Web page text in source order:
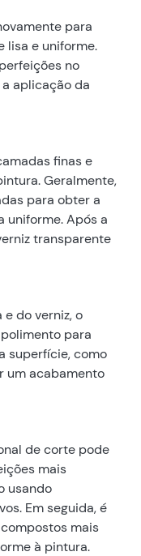
para
lisa e uniforme.
no
aplicação da
finas e
Geralmente,
para obter a
uniforme. Após a
transparente
do verniz, o
para
superfície, como
um acabamento
de corte pode
mais
usando
Em seguida, é
mais
à pintura.